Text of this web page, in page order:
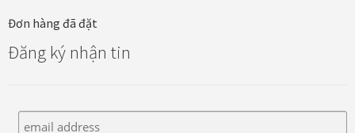
Phương thức thanh toán
Quà tặng cao cấp
Quà tặng đối tác nước ngoài
Đơn hàng đã đặt
Đăng ký nhận tin